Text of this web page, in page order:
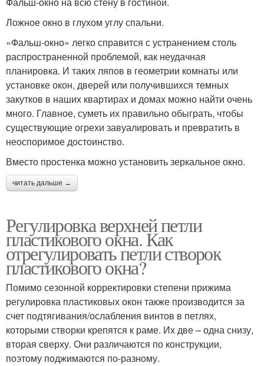
Ложное окно в глухом углу спальни.
«Фальш-окно» легко справится с устранением столь
распространенной проблемой, как неудачная
планировка. И таких ляпов в геометрии комнаты или
установке окон, дверей или получившихся темных
закутков в наших квартирах и домах можно найти очень
много. Главное, суметь их правильно обыграть, чтобы
существующие огрехи завуалировать и превратить в
неоспоримое достоинство.
Вместо простенка можно установить зеркальное окно.
читать дальше →
Регулировка верхней петли
пластикового окна. Как
отрегулировать петли створок
пластикового окна?
Помимо сезонной корректировки степени прижима
регулировка пластиковых окон также производится за
счет подтягивания/ослабления винтов в петлях,
которыми створки крепятся к раме. Их две – одна снизу,
вторая сверху. Они различаются по конструкции,
поэтому поджимаются по-разному.